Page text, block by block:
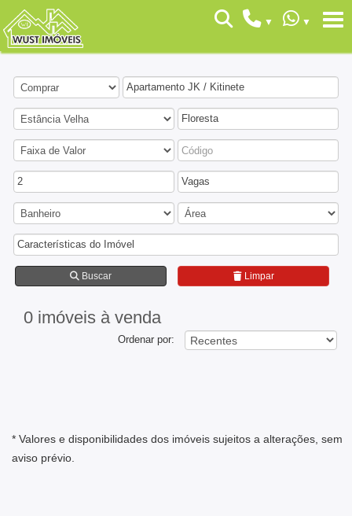
Apartamento JK / Kitinete
Floresta
2 Vagas
Características do Imóvel
Buscar Limpar
0 imóveis à venda
Ordenar por:
* Valores e disponibilidades dos imóveis sujeitos a alterações, sem
aviso prévio.